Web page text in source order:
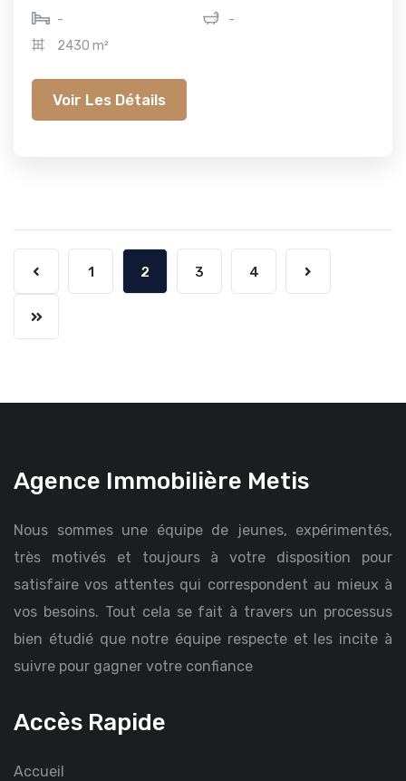
-
-
2430 m²
Voir Les Détails
1 2 3 4
Agence Immobilière Metis
Nous sommes une équipe de jeunes, expérimentés,
très motivés et toujours à votre disposition pour
satisfaire vos attentes qui correspondent au mieux à
vos besoins. Tout cela se fait à travers un processus
bien étudié que notre équipe respecte et les incite à
suivre pour gagner votre confiance
Accès Rapide
Accueil